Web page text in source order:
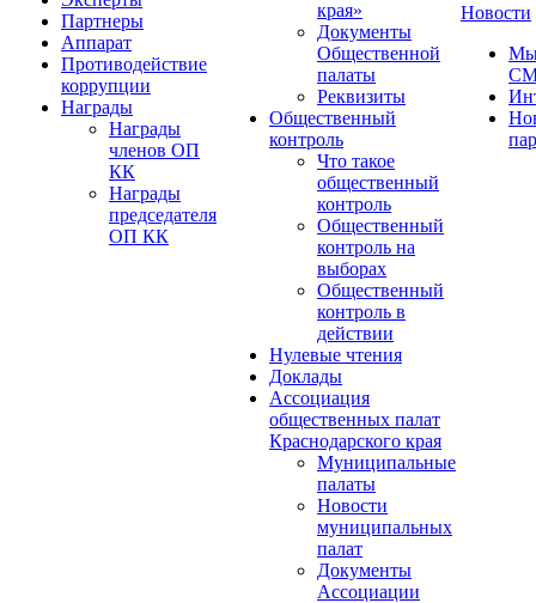
Партнеры
Аппарат
Противодействие
коррупции
Награды
Награды
членов ОП
КК
Награды
председателя
ОП КК
края»
Документы
Общественной
палаты
Реквизиты
Общественный
контроль
Что такое
общественный
контроль
Общественный
контроль на
выборах
Общественный
контроль в
действии
Нулевые чтения
Доклады
Ассоциация
общественных палат
Краснодарского края
Муниципальные
палаты
Новости
муниципальных
палат
Документы
Ассоциации
Новости